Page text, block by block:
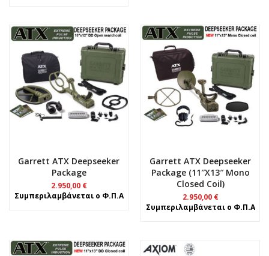
Garrett ATX Deepseeker
Package
2.950,00 €
Συμπεριλαμβάνεται ο Φ.Π.Α
Garrett ATX Deepseeker
Package (11″x13″ Mono
Closed Coil)
2.950,00 €
Συμπεριλαμβάνεται ο Φ.Π.Α